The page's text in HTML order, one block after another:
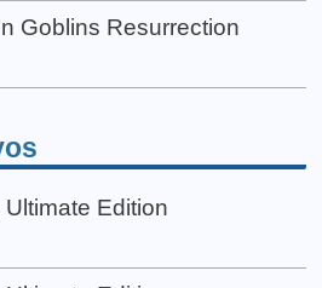
Goblins Resurrection
Edition